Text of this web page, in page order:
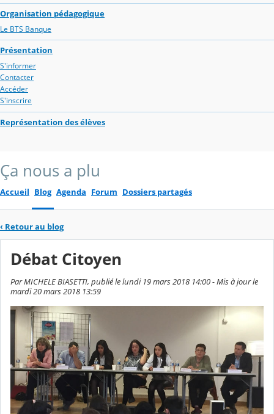
Organisation pédagogique
Le BTS Banque
Présentation
S'informer
Contacter
Accéder
S'inscrire
Représentation des élèves
Ça nous a plu
Accueil Blog Agenda Forum Dossiers partagés
‹ Retour au blog
Débat Citoyen
Par MICHELE BIASETTI, publié le lundi 19 mars 2018 14:00 - Mis à jour le
mardi 20 mars 2018 13:59